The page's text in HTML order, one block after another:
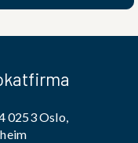
0253 Oslo,